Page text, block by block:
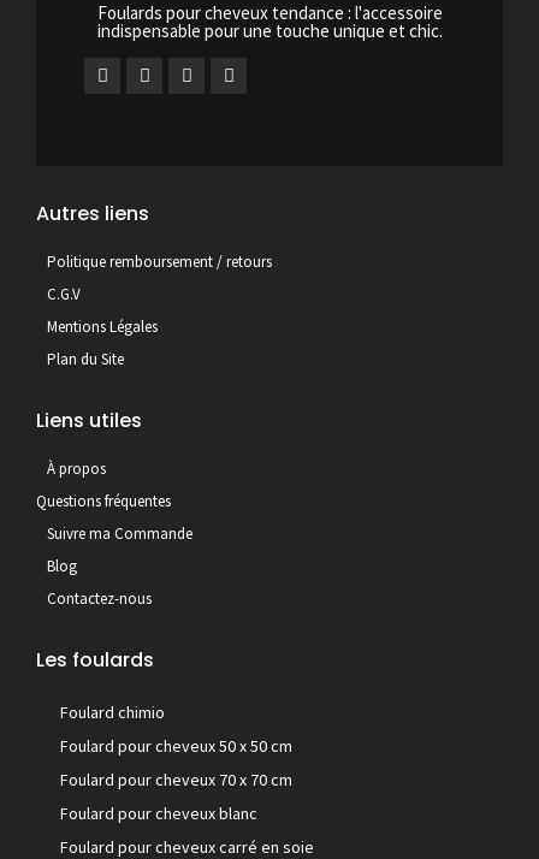
Foulards pour cheveux tendance : l'accessoire
indispensable pour une touche unique et chic.
Autres liens
Politique remboursement / retours
C.G.V
Mentions Légales
Plan du Site
Liens utiles
À propos
Questions fréquentes
Suivre ma Commande
Blog
Contactez-nous
Les foulards
Foulard chimio
Foulard pour cheveux 50 x 50 cm
Foulard pour cheveux 70 x 70 cm
Foulard pour cheveux blanc
Foulard pour cheveux carré en soie